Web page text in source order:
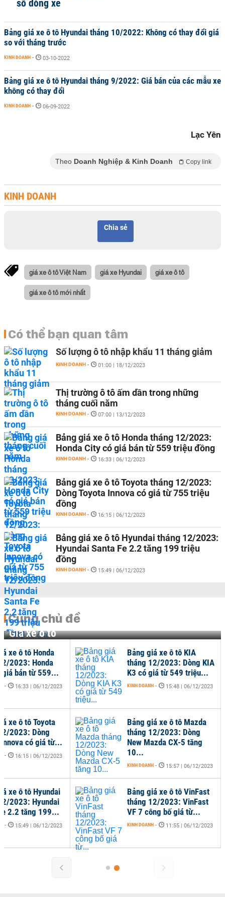
số dòng xe
Bảng giá xe ô tô Hyundai tháng 10/2022: Không có thay đổi giá
so với tháng trước
KINH DOANH - 03-10-2022
Bảng giá xe ô tô Hyundai tháng 9/2022: Giá bán của các mẫu xe
không có thay đổi
KINH DOANH - 06-09-2022
Lạc Yên
Theo Doanh Nghiệp & Kinh Doanh Copy link
KINH DOANH
Chia sẻ
giá xe ô tô Việt Nam giá xe Hyundai giá xe ô tô
giá xe ô tô mới nhất
Có thể bạn quan tâm
Số lượng ô tô nhập khẩu 11 tháng giảm
KINH DOANH - 01:00 | 18/12/2023
Thị trường ô tô ấm dần trong những
tháng cuối năm
KINH DOANH - 07:00 | 13/12/2023
Bảng giá xe ô tô Honda tháng 12/2023:
Honda City có giá bán từ 559 triệu đồng
KINH DOANH - 16:33 | 06/12/2023
Bảng giá xe ô tô Toyota tháng 12/2023:
Dòng Toyota Innova có giá từ 755 triệu
đồng
KINH DOANH - 16:15 | 06/12/2023
Bảng giá xe ô tô Hyundai tháng 12/2023:
Hyundai Santa Fe 2.2 tăng 199 triệu
đồng
KINH DOANH - 15:49 | 06/12/2023
Cùng chủ đề
Giá xe ô tô
xe ô tô Honda
2023: Honda
giá bán từ 559...
- 16:33 | 06/12/2023
xe ô tô Toyota
2023: Dòng
có giá từ...
- 16:15 | 06/12/2023
xe ô tô Hyundai
2023: Hyundai
2.2 tăng 199...
- 15:49 | 06/12/2023
Bảng giá xe ô tô KIA
tháng 12/2023: Dòng KIA
K3 có giá từ 549 triệu...
KINH DOANH - 15:48 | 06/12/2023
Bảng giá xe ô tô Mazda
tháng 12/2023: Dòng
New Mazda CX-5 tăng
10...
KINH DOANH - 15:57 | 06/12/2023
Bảng giá xe ô tô VinFast
tháng 12/2023: VinFast
VF 7 công bố giá từ...
KINH DOANH - 11:55 | 06/12/2023